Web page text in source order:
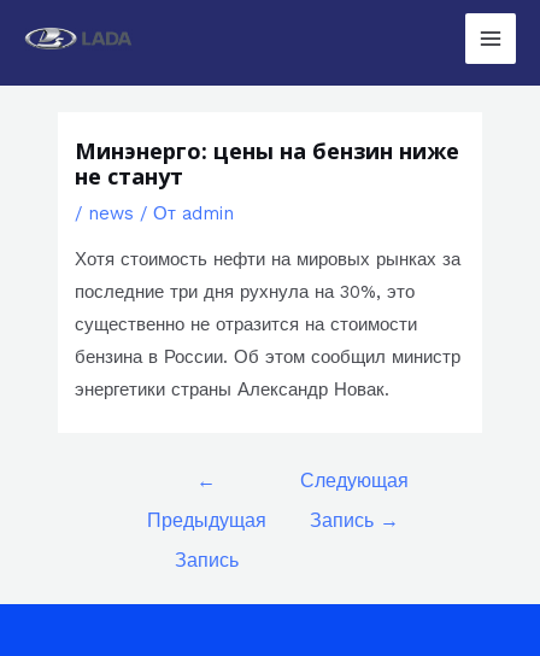
Main
Минэнерго: цены на бензин ниже
не станут
/ news / От admin
Хотя стоимость нефти на мировых рынках за
последние три дня рухнула на 30%, это
существенно не отразится на стоимости
бензина в России. Об этом сообщил министр
энергетики страны Александр Новак.
←
Предыдущая
Запись
Следующая
Запись →